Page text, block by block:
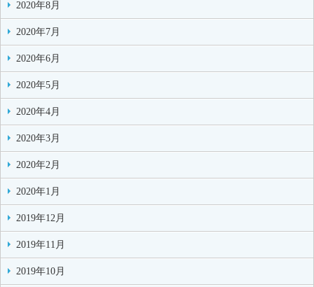
2020年8月
2020年7月
2020年6月
2020年5月
2020年4月
2020年3月
2020年2月
2020年1月
2019年12月
2019年11月
2019年10月